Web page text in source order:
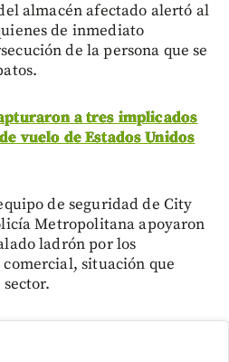
almacén afectado alertó al
de inmediato
de la persona que se
a tres implicados
vuelo de Estados Unidos
de seguridad de City
Metropolitana apoyaron
ladrón por los
situación que